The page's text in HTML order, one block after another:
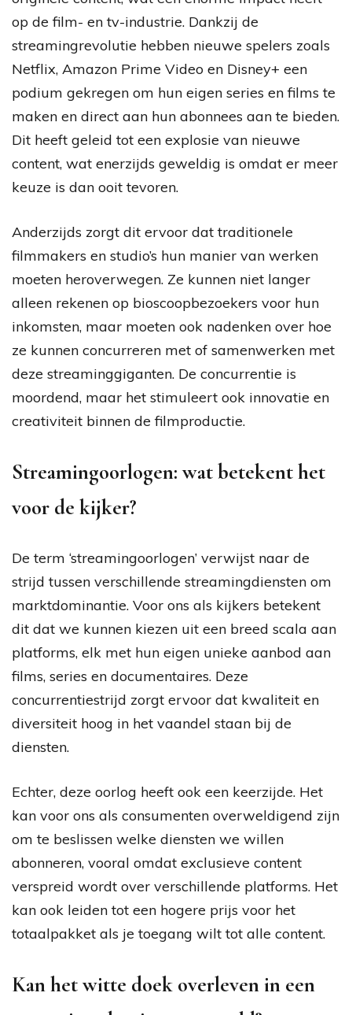
op de film- en tv-industrie. Dankzij de
streamingrevolutie hebben nieuwe spelers zoals
Netflix, Amazon Prime Video en Disney+ een
podium gekregen om hun eigen series en films te
maken en direct aan hun abonnees aan te bieden.
Dit heeft geleid tot een explosie van nieuwe
content, wat enerzijds geweldig is omdat er meer
keuze is dan ooit tevoren.
Anderzijds zorgt dit ervoor dat traditionele
filmmakers en studio’s hun manier van werken
moeten heroverwegen. Ze kunnen niet langer
alleen rekenen op bioscoopbezoekers voor hun
inkomsten, maar moeten ook nadenken over hoe
ze kunnen concurreren met of samenwerken met
deze streaminggiganten. De concurrentie is
moordend, maar het stimuleert ook innovatie en
creativiteit binnen de filmproductie.
Streamingoorlogen: wat betekent het
voor de kijker?
De term ‘streamingoorlogen’ verwijst naar de
strijd tussen verschillende streamingdiensten om
marktdominantie. Voor ons als kijkers betekent
dit dat we kunnen kiezen uit een breed scala aan
platforms, elk met hun eigen unieke aanbod aan
films, series en documentaires. Deze
concurrentiestrijd zorgt ervoor dat kwaliteit en
diversiteit hoog in het vaandel staan bij de
diensten.
Echter, deze oorlog heeft ook een keerzijde. Het
kan voor ons als consumenten overweldigend zijn
om te beslissen welke diensten we willen
abonneren, vooral omdat exclusieve content
verspreid wordt over verschillende platforms. Het
kan ook leiden tot een hogere prijs voor het
totaalpakket als je toegang wilt tot alle content.
Kan het witte doek overleven in een